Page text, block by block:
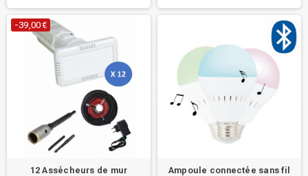
-39,00 €
12 Assécheurs de mur
Ampoule connectée sans fil